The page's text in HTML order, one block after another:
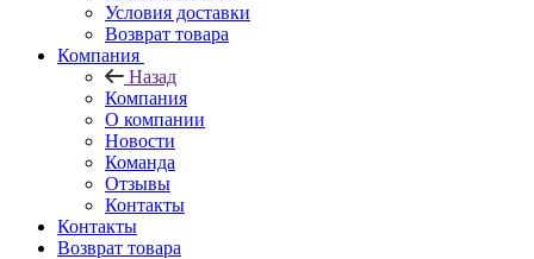
Условия доставки
Возврат товара
Компания
Назад
Компания
О компании
Новости
Команда
Отзывы
Контакты
Контакты
Возврат товара